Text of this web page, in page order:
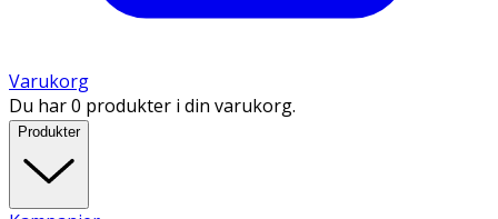
Varukorg
Du har 0 produkter i din varukorg.
Produkter